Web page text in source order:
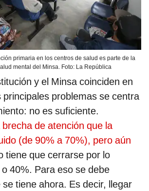
primaria en los centros de salud es parte de la
mental del Minsa. Foto: La República
y el Minsa coinciden en
principales problemas se centra
no es suficiente.
de atención que la
(de 90% a 70%), pero aún
tiene que cerrarse por lo
40%. Para eso se debe
tiene ahora. Es decir, llegar